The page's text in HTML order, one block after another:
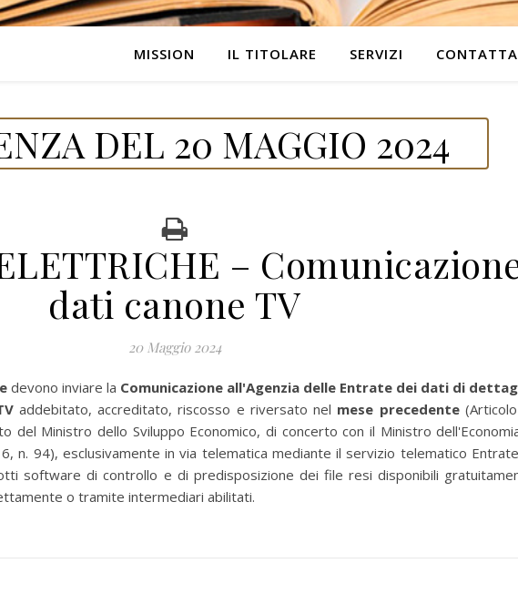
MISSION IL TITOLARE SERVIZI
DEL 20 MAGGIO 2024
–
dati canone TV
20 Maggio 2024
devono inviare la Comunicazione all'Agenzia delle Entrate dei dati di
addebitato, accreditato, riscosso e riversato nel mese precedente
del Ministro dello Sviluppo Economico, di concerto con il Ministro
n. 94), esclusivamente in via telematica mediante il servizio telematico
software di controllo e di predisposizione dei file resi disponibili
o tramite intermediari abilitati.